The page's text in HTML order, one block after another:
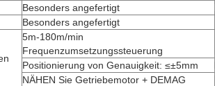
Besonders angefertigt
Besonders angefertigt
5m-180m/min
Frequenzumsetzungssteuerung
Positionierung von Genauigkeit: ≤±5mm
NÄHEN Sie Getriebemotor + DEMAG